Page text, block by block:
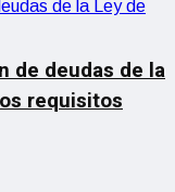
de deudas de la
requisitos